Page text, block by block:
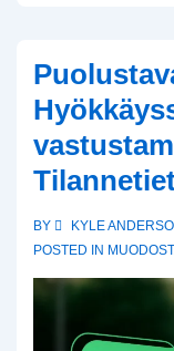
potentiaali,
tiukkojen
päätyjen
käyttö
hengen
BY KYLE
POSTED IN